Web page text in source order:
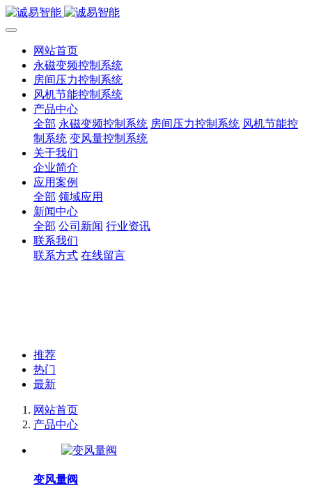
网站首页
永磁变频控制系统
房间压力控制系统
风机节能控制系统
产品中心
全部 永磁变频控制系统 房间压力控制系统 风机节能控
制系统 变风量控制系统
关于我们
企业简介
应用案例
全部 领域应用
新闻中心
全部 公司新闻 行业资讯
联系我们
联系方式 在线留言
推荐
热门
最新
网站首页
产品中心
变风量阀